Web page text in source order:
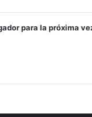
para la próxima